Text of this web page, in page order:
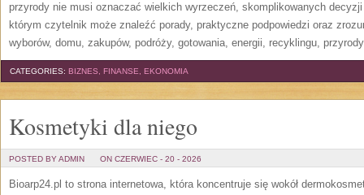
przyrody nie musi oznaczać wielkich wyrzeczeń, skomplikowanych
którym czytelnik może znaleźć porady, praktyczne podpowiedzi oraz
wyborów, domu, zakupów, podróży, gotowania, energii, recyklingu,
CATEGORIES: BIZNES, FINANSE, EKONOMIA
Kosmetyki dla niego
POSTED BY ADMIN ON CZERWIEC - 20 - 2026
Bioarp24.pl to strona internetowa, która koncentruje się wokół